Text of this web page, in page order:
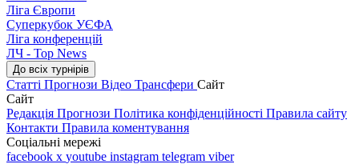
Ліга Європи
Суперкубок УЄФА
Ліга конференцій
ЛЧ - Top News
До всіх турнірів
Статті Прогнози Відео Трансфери Сайт
Сайт
Редакція Прогнози Політика конфіденційності Правила сайту
Контакти Правила коментування
Соціальні мережі
facebook x youtube instagram telegram viber